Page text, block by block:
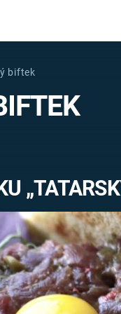
Války
VÁLEČNÉ
biftek